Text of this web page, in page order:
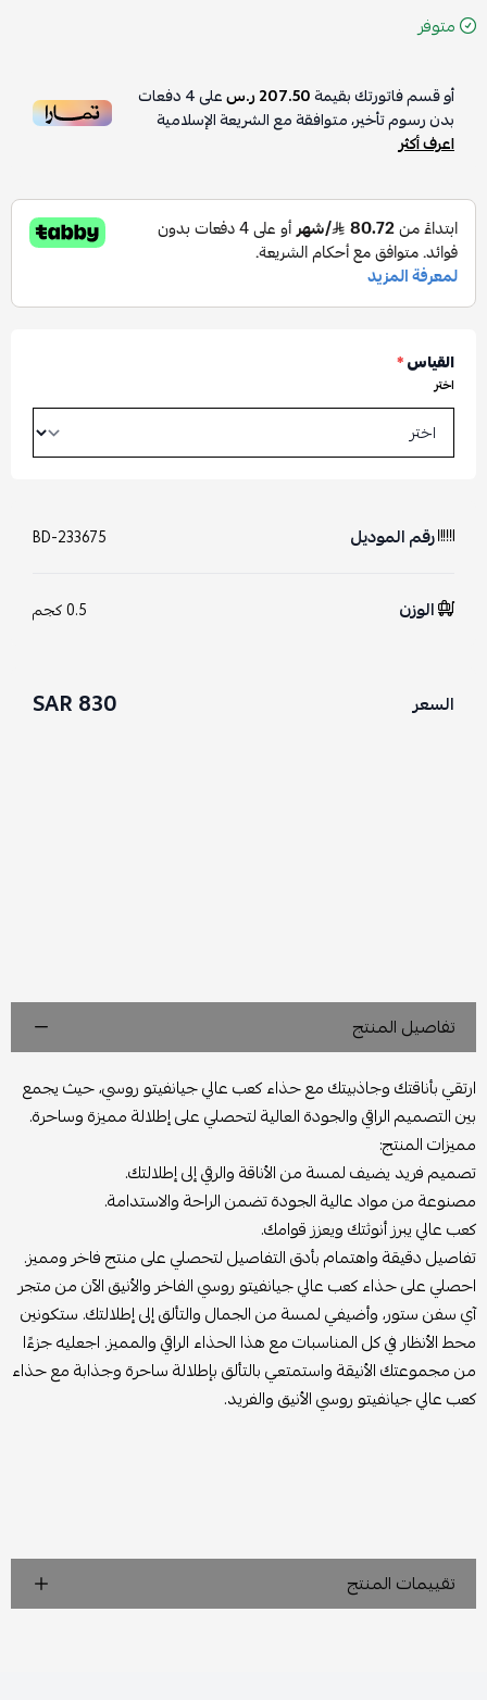
متوفر
أو قسم فاتورتك بقيمة207.50 ر.س على4دفعات
بدون رسوم تأخير، متوافقة مع الشريعة الإسلامية
اعرف أكثر
القياس*
اختر
رقم الموديل BD-233675
الوزن 0.5 كجم
السعر 830 SAR
تفاصيل المنتج
ارتقي بأناقتك وجاذبيتك مع حذاء كعب عالي جيانفيتو روسي، حيث يجمع
بين التصميم الراقي والجودة العالية لتحصلي على إطلالة مميزة وساحرة.
مميزات المنتج:
تصميم فريد يضيف لمسة من الأناقة والرقي إلى إطلالتك.
مصنوعة من مواد عالية الجودة تضمن الراحة والاستدامة.
كعب عالي يبرز أنوثتك ويعزز قوامك.
تفاصيل دقيقة واهتمام بأدق التفاصيل لتحصلي على منتج فاخر ومميز.
احصلي على حذاء كعب عالي جيانفيتو روسي الفاخر والأنيق الآن من متجر
آي سفن ستور، وأضيفي لمسة من الجمال والتألق إلى إطلالتك. ستكونين
محط الأنظار في كل المناسبات مع هذا الحذاء الراقي والمميز. اجعليه جزءًا
من مجموعتك الأنيقة واستمتعي بالتألق بإطلالة ساحرة وجذابة مع حذاء
كعب عالي جيانفيتو روسي الأنيق والفريد.
تقييمات المنتج